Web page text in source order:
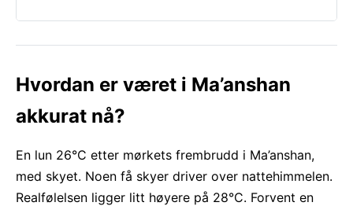
Hvordan er været i Ma’anshan
akkurat nå?
En lun 26°C etter mørkets frembrudd i Ma’anshan,
med skyet. Noen få skyer driver over nattehimmelen.
Realfølelsen ligger litt høyere på 28°C. Forvent en